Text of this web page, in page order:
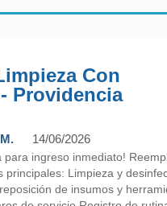
Con
Providencia
14/06/2026
para ingreso inmediato!
principales: Limpieza y
de insumos y